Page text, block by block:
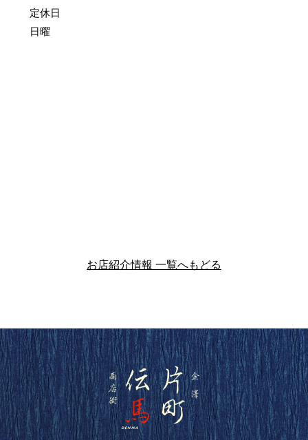
定休日
日曜
お店紹介情報 一覧へもどる